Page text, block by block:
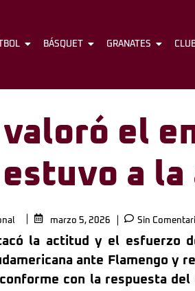
FÚTBOL BÁSQUET
BÁSQUET GRANATES
el
a la
marzo 5, 2026 Sin
la actitud y el esfuerzo
ante Flamengo y
con la respuesta